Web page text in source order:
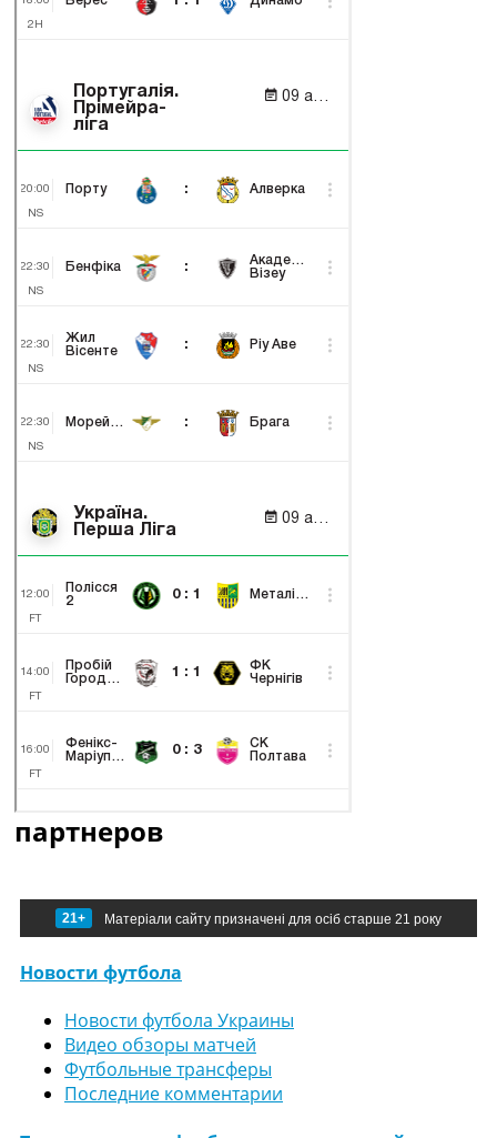
партнеров
21+ Матеріали сайту призначені для осіб старше 21 року
Новости футбола
Новости футбола Украины
Видео обзоры матчей
Футбольные трансферы
Последние комментарии